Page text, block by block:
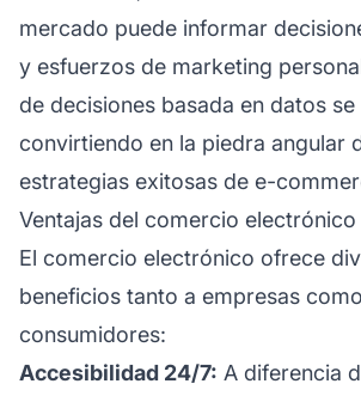
mercado puede informar
y esfuerzos de marketing
de decisiones basada en datos se
convirtiendo en la piedra angular
estrategias exitosas de e-
Ventajas del comercio electrónico
El comercio electrónico ofrece
beneficios tanto a empresas
consumidores:
Accesibilidad 24/7: A diferencia